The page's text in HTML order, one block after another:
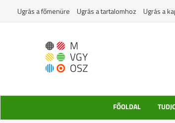
Ugrás a főmenüre Ugrás a tartalomhoz Ugrás a
FŐOLDAL